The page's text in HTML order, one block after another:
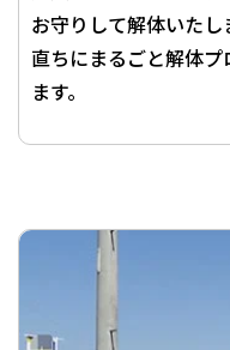
お守りして解体いた
直ちにまるごと解体
ます。